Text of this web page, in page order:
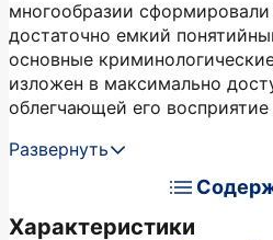
многообразии
достаточно емкий
основные
изложен в максимально
облегчающей его восприятие
Развернуть
Характеристики